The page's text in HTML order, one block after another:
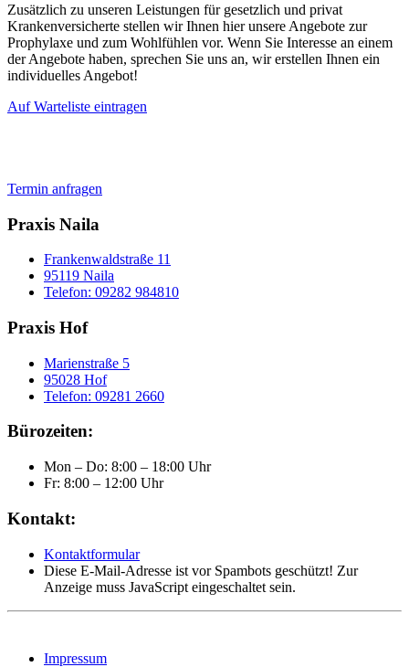
Zusätzlich zu unseren Leistungen für gesetzlich und privat
Krankenversicherte stellen wir Ihnen hier unsere Angebote zur
Prophylaxe und zum Wohlfühlen vor. Wenn Sie Interesse an einem
der Angebote haben, sprechen Sie uns an, wir erstellen Ihnen ein
individuelles Angebot!
Auf Warteliste eintragen
Termin anfragen
Praxis Naila
Frankenwaldstraße 11
95119 Naila
Telefon: 09282 984810
Praxis Hof
Marienstraße 5
95028 Hof
Telefon: 09281 2660
Bürozeiten:
Mon – Do: 8:00 – 18:00 Uhr
Fr: 8:00 – 12:00 Uhr
Kontakt:
Kontaktformular
Diese E-Mail-Adresse ist vor Spambots geschützt! Zur
Anzeige muss JavaScript eingeschaltet sein.
Impressum